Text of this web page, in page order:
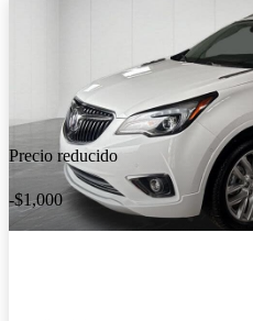
Precio reducido
-$1,000